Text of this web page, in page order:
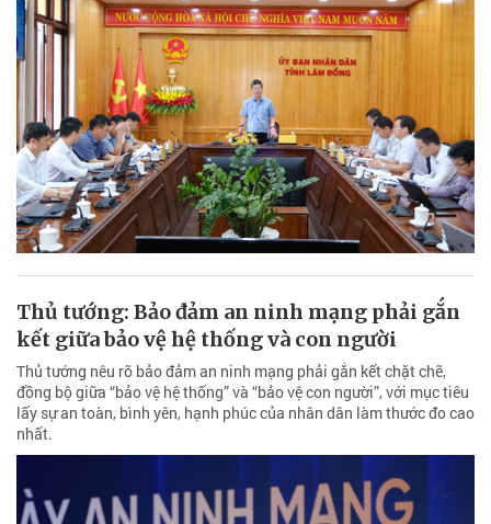
Thủ tướng: Bảo đảm an ninh mạng phải gắn
kết giữa bảo vệ hệ thống và con người
Thủ tướng nêu rõ bảo đảm an ninh mạng phải gắn kết chặt chẽ,
đồng bộ giữa “bảo vệ hệ thống” và “bảo vệ con người”, với mục tiêu
lấy sự an toàn, bình yên, hạnh phúc của nhân dân làm thước đo cao
nhất.